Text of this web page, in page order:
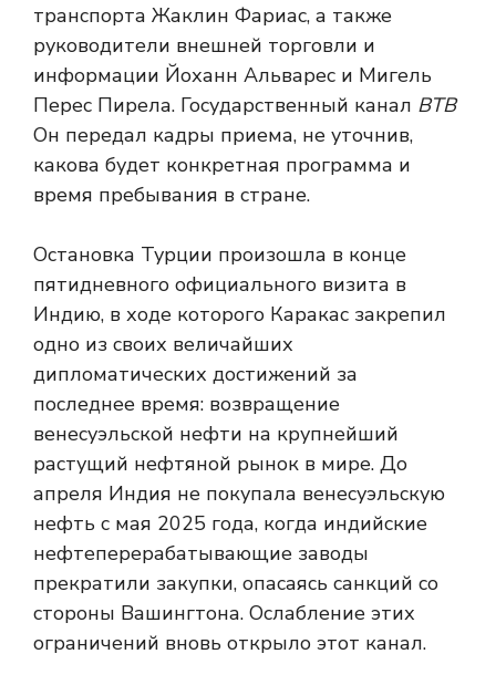
транспорта Жаклин Фариас, а также
руководители внешней торговли и
информации Йоханн Альварес и Мигель
Перес Пирела. Государственный канал ВТВ
Он передал кадры приема, не уточнив,
какова будет конкретная программа и
время пребывания в стране.
Остановка Турции произошла в конце
пятидневного официального визита в
Индию, в ходе которого Каракас закрепил
одно из своих величайших
дипломатических достижений за
последнее время: возвращение
венесуэльской нефти на крупнейший
растущий нефтяной рынок в мире. До
апреля Индия не покупала венесуэльскую
нефть с мая 2025 года, когда индийские
нефтеперерабатывающие заводы
прекратили закупки, опасаясь санкций со
стороны Вашингтона. Ослабление этих
ограничений вновь открыло этот канал.